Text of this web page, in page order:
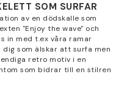
SOM SURFAR
av en dödskalle som
"Enjoy the wave" och
in med t.ex våra ramar
dig som älskar att surfa men
retro motiv i en
som bidrar till en stilren